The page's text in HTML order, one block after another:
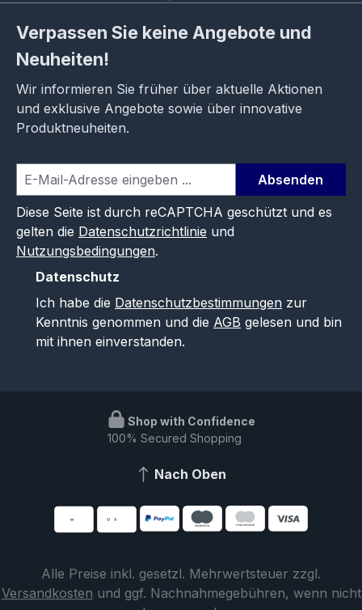
Verpassen Sie keine Angebote und
Neuheiten!
Wir informieren Sie früher über aktuelle Aktionen
und exklusive Angebote sowie über innovative
Produktneuheiten.
Absenden
Diese Seite ist durch reCAPTCHA geschützt und es
gelten die Datenschutzrichtlinie und
Nutzungsbedingungen.
Datenschutz
Ich habe die Datenschutzbestimmungen zur
Kenntnis genommen und die AGB gelesen und bin
mit ihnen einverstanden.
Shop with Confidence
100% Secured Shopping
Nach Oben
Alle Preise inkl. gesetzl. Mehrwertsteuer zzgl.
Versandkosten und ggf. Nachnahmegebühren, wenn nicht